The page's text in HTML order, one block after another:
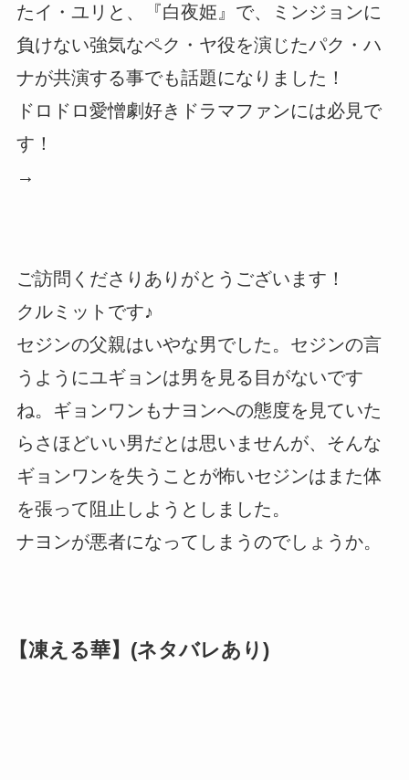
たイ・ユリと、『白夜姫』で、ミンジョンに
負けない強気なペク・ヤ役を演じたパク・ハ
ナが共演する事でも話題になりました！
ドロドロ愛憎劇好きドラマファンには必見で
す！
→
ご訪問くださりありがとうございます！
クルミットです♪
セジンの父親はいやな男でした。セジンの言
うようにユギョンは男を見る目がないです
ね。ギョンワンもナヨンへの態度を見ていた
らさほどいい男だとは思いませんが、そんな
ギョンワンを失うことが怖いセジンはまた体
を張って阻止しようとしました。
ナヨンが悪者になってしまうのでしょうか。
【凍える華】(ネタバレあり)